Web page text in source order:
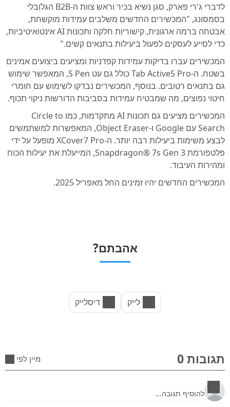
לדברי ג'רי פארק, סגן נשיא בכיר וראש צוות ה-B2B הגלובלי
בסמסונג, "המכשירים החדשים משלבים עמידות מוקשחת,
אבטחה ברמה ארגונית, קישוריות חלקה ותכונות AI אינטואיטיביות,
כדי לסייע לעסקים לפעול ביעילות בתנאים קשים."
המכשירים עברו בדיקות עמידות קפדניות ומציעים ביצועים אמינים
בשטח. ה-Tab Active5 Pro כולל גם עט S Pen, המאפשר שימוש
גם בתנאים רטובים. בנוסף, המכשירים נבדקו לשימוש עם חומרי
חיטוי נפוצים, מה שמבטיח עמידות בסביבות הדורשות ניקוי תכוף.
המכשירים מציעים גם תכונות AI מתקדמות, כמו Circle to
Search עם Google ו-Object Eraser, המאפשרות למשתמשים
לבצע משימות ביעילות רבה יותר. ה-XCover7 Pro מופעל על ידי
פלטפורמת Snapdragon® 7s Gen 3, המייעלת את יעילות הכוח
ומהירות העיבוד.
המכשירים החדשים יהיו זמינים החל מאפריל 2025.
אהבתם?
לייק דיסלייק
תגובות 0 מיין לפי